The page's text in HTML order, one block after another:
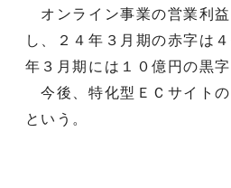
オンライン事業の営業利
し、２４年３月期の赤字は
年３月期には１０億円の黒字
今後、特化型ＥＣサイト
という。